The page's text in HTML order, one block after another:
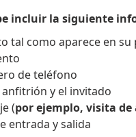
incluir la siguiente
tal como aparece en
de teléfono
y el invitado
(por ejemplo, visita
entrada y salida